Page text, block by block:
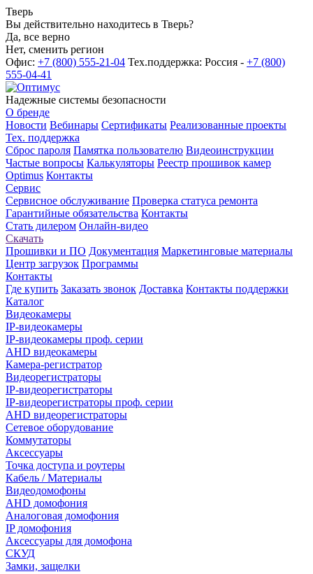
Тверь
Вы действительно находитесь в Тверь?
Да, все верно
Нет, сменить регион
Офис: +7 (800) 555-21-04 Тех.поддержка: Россия - +7 (800)
555-04-41
Надежные системы безопасности
О бренде
Новости Вебинары Сертификаты Реализованные проекты
Тех. поддержка
Сброс пароля Памятка пользователю Видеоинструкции
Частые вопросы Калькуляторы Реестр прошивок камер
Optimus Контакты
Сервис
Сервисное обслуживание Проверка статуса ремонта
Гарантийные обязательства Контакты
Стать дилером Онлайн-видео
Скачать
Прошивки и ПО Документация Маркетинговые материалы
Центр загрузок Программы
Контакты
Где купить Заказать звонок Доставка Контакты поддержки
Каталог
Видеокамеры
IP-видеокамеры
IP-видеокамеры проф. серии
AHD видеокамеры
Камера-регистратор
Видеорегистраторы
IP-видеорегистраторы
IP-видеорегистраторы проф. серии
AHD видеорегистраторы
Сетевое оборудование
Коммутаторы
Аксессуары
Точка доступа и роутеры
Кабель / Материалы
Видеодомофоны
AHD домофония
Аналоговая домофония
IP домофония
Аксессуары для домофона
СКУД
Замки, защелки